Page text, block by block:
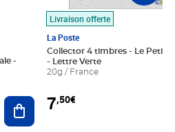
Ajouter au panier
Livraison offerte
La Poste
Collector 4 timbres - Le Petit
- Lettre Verte
20g / France
7,50€